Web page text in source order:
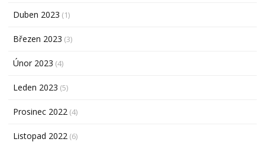
Duben 2023 (1)
Březen 2023 (3)
Únor 2023 (4)
Leden 2023 (5)
Prosinec 2022 (4)
Listopad 2022 (6)